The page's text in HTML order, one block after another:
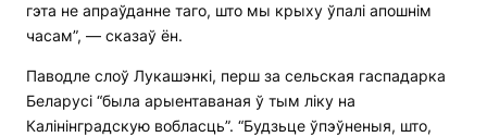
гэта не апраўданне таго, што мы крыху ўпалі апошнім
часам”, — сказаў ён.
Паводле слоў Лукашэнкі, перш за сельская гаспадарка
Беларусі “была арыентаваная ў тым ліку на
Калінінградскую вобласць”. “Будзьце ўпэўненыя, што,